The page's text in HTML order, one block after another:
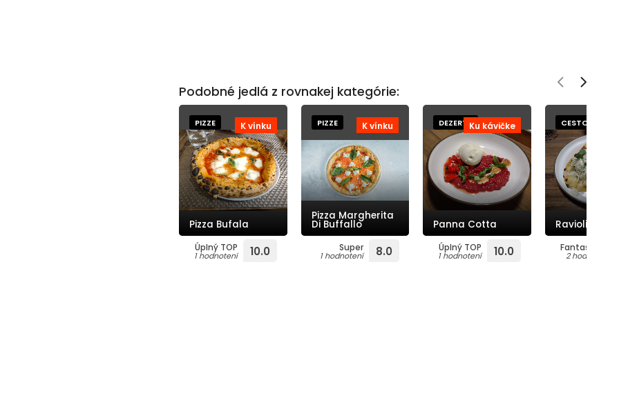
Podobné jedlá z rovnakej kategórie:
K vínku
PIZZE
Pizza Bufala
Úplný TOP
1 hodnotení 10.0
K vínku
PIZZE
Pizza Margherita
Di Buffallo
Super
1 hodnotení 8.0
Ku kávičke
DEZERTY
Panna Cotta
Úplný TOP
1 hodnotení 10.0
CESTOVINY
Ravioli
Fantastické
2 hodnotení